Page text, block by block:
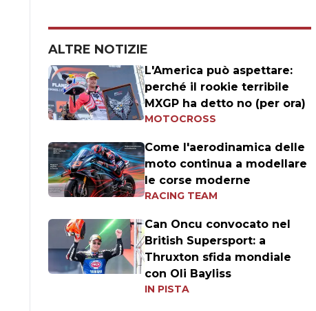
ALTRE NOTIZIE
L'America può aspettare:
perché il rookie terribile
MXGP ha detto no (per ora)
MOTOCROSS
Come l'aerodinamica delle
moto continua a modellare
le corse moderne
RACING TEAM
Can Oncu convocato nel
British Supersport: a
Thruxton sfida mondiale
con Oli Bayliss
IN PISTA